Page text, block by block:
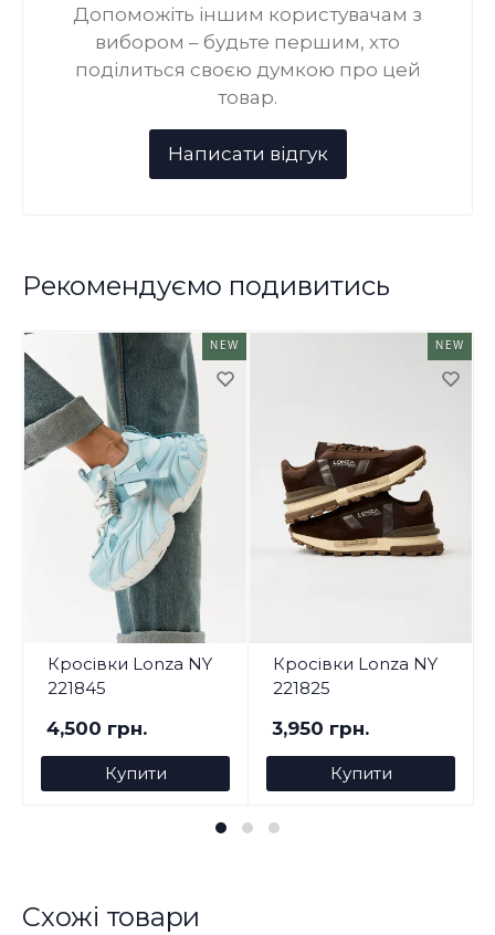
Допоможіть іншим користувачам з
вибором – будьте першим, хто
поділиться своєю думкою про цей
товар.
Рекомендуємо подивитись
NEW
Кросівки Lonza NY
221845
4,500 грн.
Купити
NEW
Кросівки Lonza NY
221825
3,950 грн.
Купити
Схожі товари